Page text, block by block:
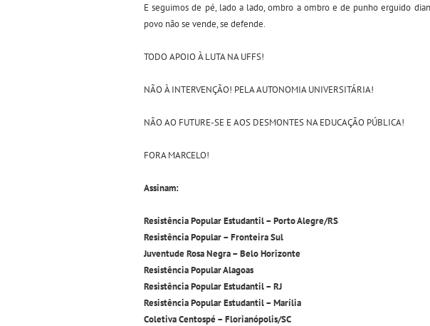
E seguimos de pé, lado a lado, ombro a ombro e de punho erguido
povo não se vende, se defende.
TODO APOIO À LUTA NA UFFS!
NÃO À INTERVENÇÃO! PELA AUTONOMIA UNIVERSITÁRIA!
NÃO AO FUTURE-SE E AOS DESMONTES NA EDUCAÇÃO PÚBLICA!
FORA MARCELO!
Assinam:
Resistência Popular Estudantil – Porto Alegre/RS
Resistência Popular – Fronteira Sul
Juventude Rosa Negra – Belo Horizonte
Resistência Popular Alagoas
Resistência Popular Estudantil – RJ
Resistência Popular Estudantil – Marília
Coletiva Centospé – Florianópolis/SC